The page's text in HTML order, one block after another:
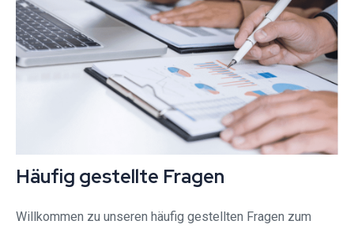
Häufig gestellte Fragen
Willkommen zu unseren häufig gestellten Fragen zum